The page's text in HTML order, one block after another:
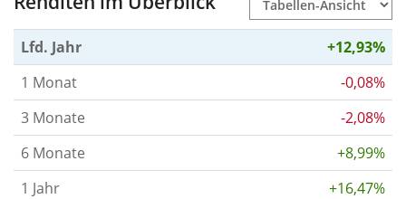
Lfd. Jahr
+12,93%
1 Monat
-0,08%
3 Monate
-2,08%
6 Monate
+8,99%
1 Jahr
+16,47%